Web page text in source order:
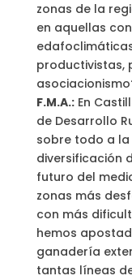
zonas de la
en aquellas
productivistas,
F.M.A.:En
de Desarrollo
sobre todo a
diversificación
futuro del
zonas más
con más
hemos
ganadería
tantas líneas